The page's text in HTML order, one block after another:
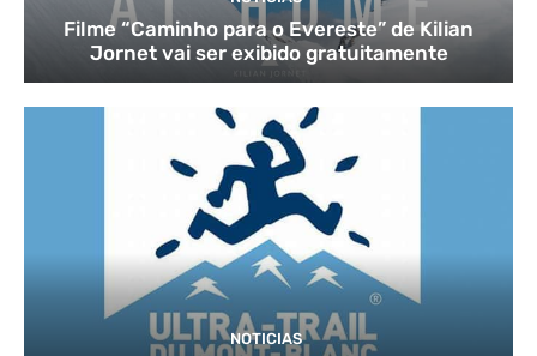
Filme “Caminho para o Evereste” de Kilian
Jornet vai ser exibido gratuitamente
NOTICIAS